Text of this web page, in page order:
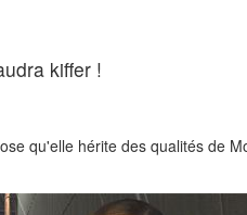
kiffer !
qu'elle hérite des qualités de